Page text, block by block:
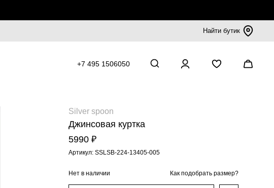
Найти бутик
+7 495 1506050
Silver spoon
Джинсовая куртка
5990 ₽
Артикул: SSLSB-224-13405-005
Нет в наличии Как подобрать размер?